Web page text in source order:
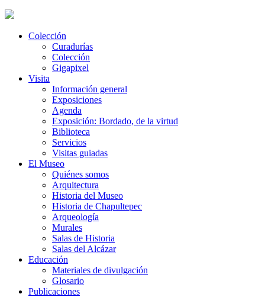
Colección
Curadurías
Colección
Gigapixel
Visita
Información general
Exposiciones
Agenda
Exposición: Bordado, de la virtud
Biblioteca
Servicios
Visitas guiadas
El Museo
Quiénes somos
Arquitectura
Historia del Museo
Historia de Chapultepec
Arqueología
Murales
Salas de Historia
Salas del Alcázar
Educación
Materiales de divulgación
Glosario
Publicaciones